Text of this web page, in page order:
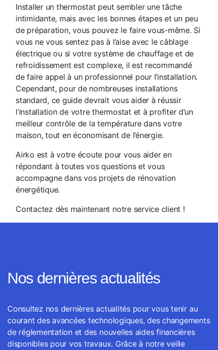
Installer un thermostat peut sembler une tâche
intimidante, mais avec les bonnes étapes et un peu
de préparation, vous pouvez le faire vous-même. Si
vous ne vous sentez pas à l’aise avec le câblage
électrique ou si votre système de chauffage et de
refroidissement est complexe, il est recommandé
de faire appel à un professionnel pour l’installation.
Cependant, pour de nombreuses installations
standard, ce guide devrait vous aider à réussir
l’installation de votre thermostat et à profiter d’un
meilleur contrôle de la température dans votre
maison, tout en économisant de l’énergie.
Airko est à votre écoute pour vous aider en
répondant à toutes vos questions et vous
accompagne dans vos projets de rénovation
énergétique.
Contactez dès maintenant notre service client !
Nos dernières actualités
Consultez nos dernières actualités pour vous tenir au
courant des avancées technologiques, des changements
de réglementation et des nouvelles aides financières
disponibles pour vos travaux. Grâce à notre veille